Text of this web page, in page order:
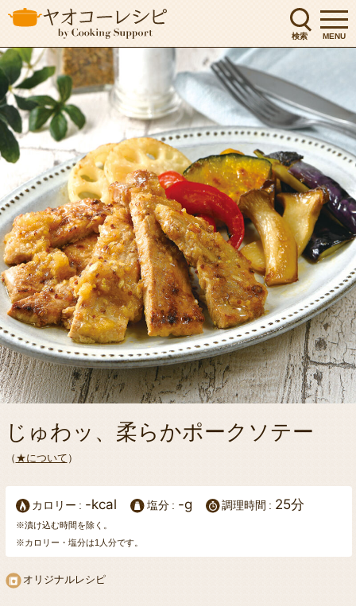
検索 MENU
じゅわッ、柔らかポークソテー
（ ★について ）
カロリー -kcal 塩分 -g 調理時間 25分
※漬け込む時間を除く。
※カロリー・塩分は1人分です。
オリジナルレシピ